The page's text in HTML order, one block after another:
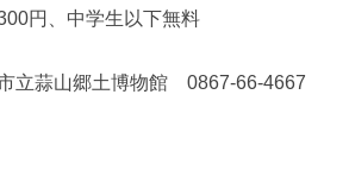
円、中学生以下無料
市立蒜山郷土博物館 0867-66-4667